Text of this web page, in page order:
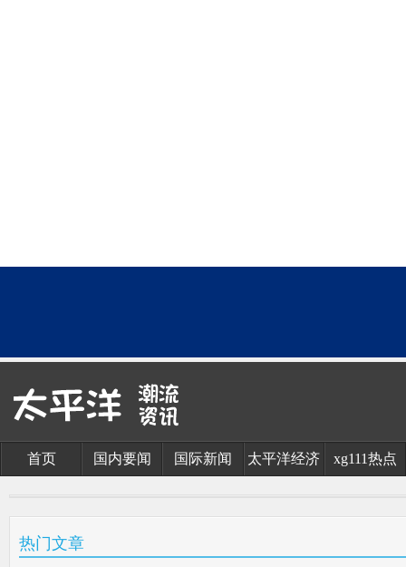
首页 国内要闻 国际新闻 太平洋经济 xg111热点
热门文章